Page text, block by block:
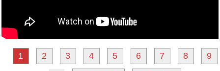
1 2 3 4 5 6 7 8 9